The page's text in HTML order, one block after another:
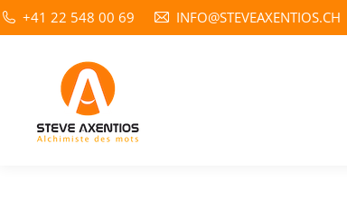
+41 22 548 00 69 INFO@STEVEAXENTIOS.CH